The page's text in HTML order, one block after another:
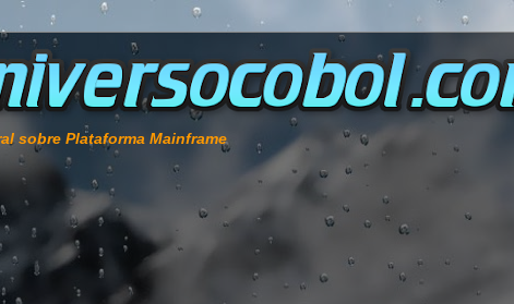
sobre Plataforma Mainframe